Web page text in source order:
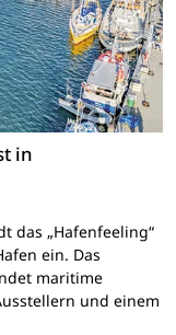
in
das „Hafenfeeling“
ein. Das
maritime
und einem